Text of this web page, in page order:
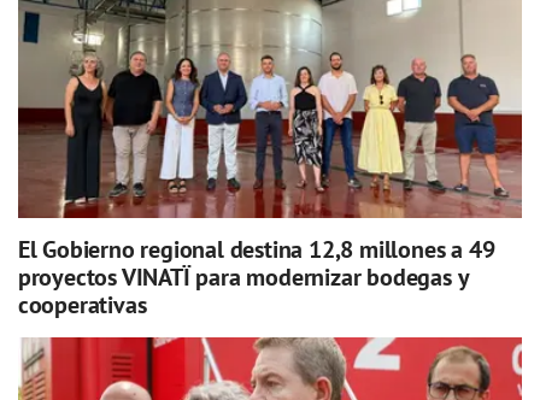
El Gobierno regional destina 12,8 millones a 49
proyectos VINATÏ para modernizar bodegas y
cooperativas